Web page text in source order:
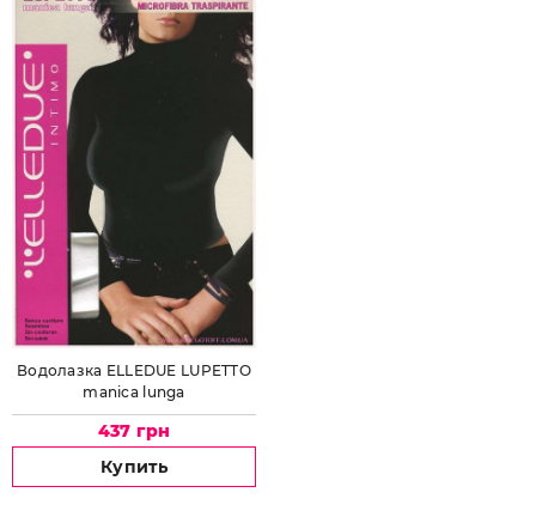
Водолазка ELLEDUE LUPETTO
manica lunga
437 грн
Купить